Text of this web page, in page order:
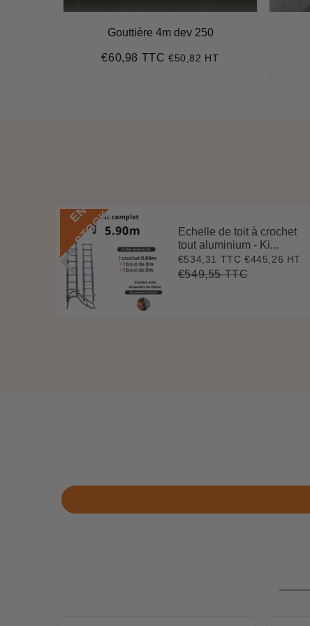
Gouttière 4m dev 250
Prix
€60,98 TTC€60,98
€50,82 HT
E
N
S
T
O
C
K
Echelle de toit à crochet
tout aluminium - Ki...
Prix
réduit
€534,31 TTC €534,31
€445,26 HT
Prix
€549,55 TTC€549,55